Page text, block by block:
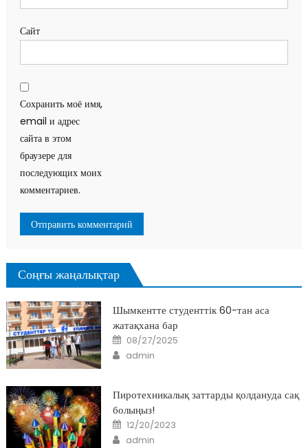
Сайт
Сохранить моё имя,
email и адрес
сайта в этом
браузере для
последующих моих
комментариев.
Соңғы жаңалықтар
Шымкентте студенттік 60-тан аса
жатақхана бар
Posted
on
08/27/2025
Author
admin
Пиротехникалық заттарды қолдануда сақ
болыңыз!
Posted
on
12/20/2023
Author
admin